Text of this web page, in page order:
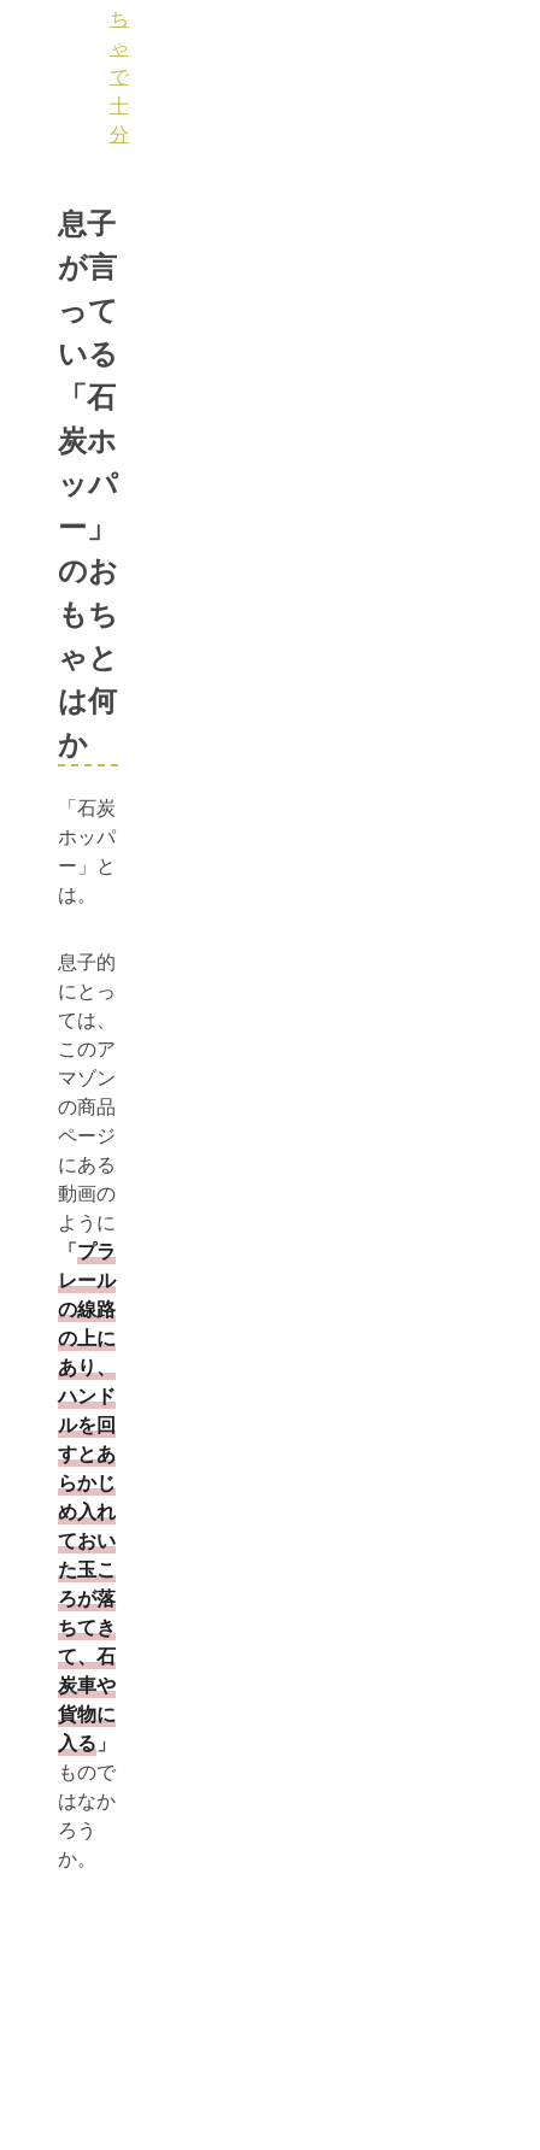
ち
ゃ
で
十
分
息子
が言
って
いる
「石
炭ホ
ッパ
ー」
のお
もち
ゃと
は何
か
「石炭
ホッパ
ー」と
は。
息子的
にとっ
ては、
このア
マゾン
の商品
ページ
にある
動画の
ように
「プラ
レール
の線路
の上に
あり、
ハンド
ルを回
すとあ
らかじ
め入れ
ておい
た玉こ
ろが落
ちてき
て、石
炭車や
貨物に
入る 」
もので
はなか
ろう
か。